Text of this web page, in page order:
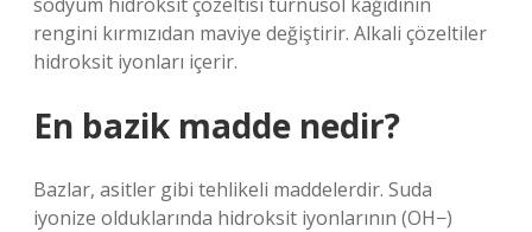
rengini kırmızıdan maviye değiştirir. Alkali çözeltiler
hidroksit iyonları içerir.
En bazik madde nedir?
Bazlar, asitler gibi tehlikeli maddelerdir. Suda
iyonize olduklarında hidroksit iyonlarının (OH−)